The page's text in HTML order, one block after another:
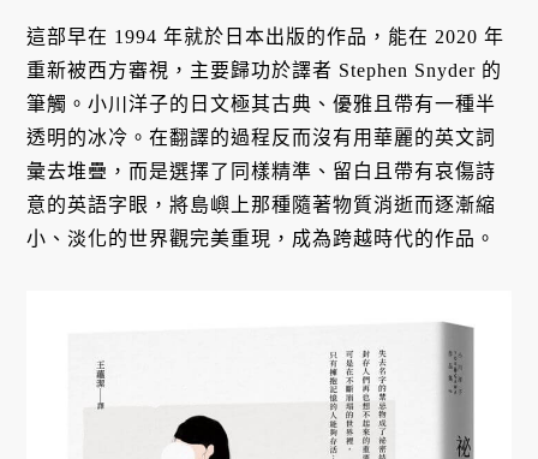
這部早在 1994 年就於日本出版的作品，能在 2020 年
重新被西方審視，主要歸功於譯者 Stephen Snyder 的
筆觸。小川洋子的日文極其古典、優雅且帶有一種半
透明的冰冷。在翻譯的過程反而沒有用華麗的英文詞
彙去堆疊，而是選擇了同樣精準、留白且帶有哀傷詩
意的英語字眼，將島嶼上那種隨著物質消逝而逐漸縮
小、淡化的世界觀完美重現，成為跨越時代的作品。